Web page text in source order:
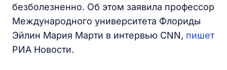
безболезненно. Об этом заявила профессор
Международного университета Флориды
Эйлин Мария Марти в интервью CNN, пишет
РИА Новости.